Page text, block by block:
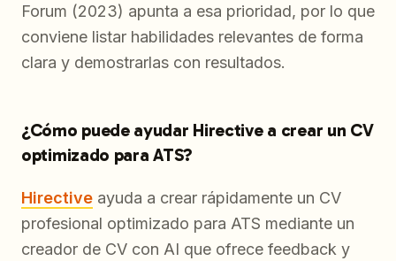
Forum (2023) apunta a esa prioridad, por lo que
conviene listar habilidades relevantes de forma
clara y demostrarlas con resultados.
¿Cómo puede ayudar Hirective a crear un CV
optimizado para ATS?
Hirective ayuda a crear rápidamente un CV
profesional optimizado para ATS mediante un
creador de CV con AI que ofrece feedback y